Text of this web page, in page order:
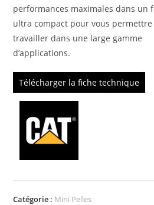
performances maximales dans un
ultra compact pour vous permettre
travailler dans une large gamme
d’applications.
Télécharger la fiche technique
Catégorie : Mini Pelles